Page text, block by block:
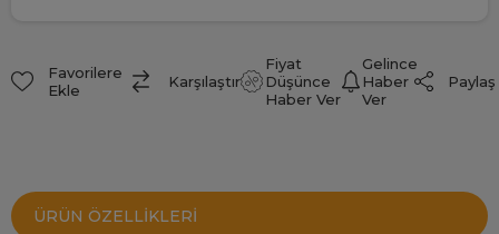
Favorilere
Ekle
Karşılaştır
Fiyat
Düşünce
Haber Ver
Gelince
Haber
Ver
Paylaş
ÜRÜN ÖZELLIKLERI